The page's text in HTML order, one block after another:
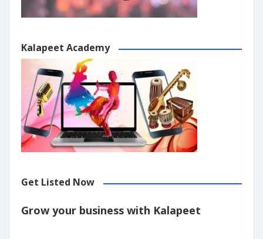
Kalapeet Academy
Get Listed Now
Grow your business with Kalapeet